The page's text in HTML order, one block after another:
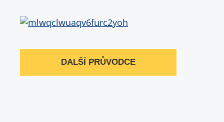
DALŠÍ PRŮVODCE